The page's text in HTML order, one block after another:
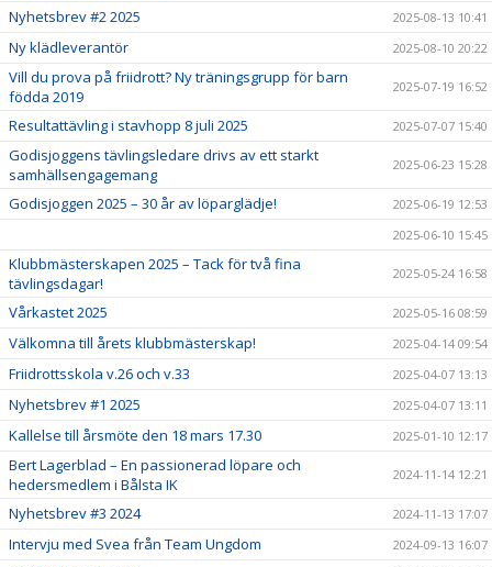
Nyhetsbrev #2 2025 2025-08-13 10:41
Ny klädleverantör 2025-08-10 20:22
Vill du prova på friidrott? Ny träningsgrupp för barn
födda 2019
2025-07-19 16:52
Resultattävling i stavhopp 8 juli 2025 2025-07-07 15:40
Godisjoggens tävlingsledare drivs av ett starkt
samhällsengagemang
2025-06-23 15:28
Godisjoggen 2025 – 30 år av löparglädje!
2025-06-19 12:53
2025-06-10 15:45
Klubbmästerskapen 2025 – Tack för två fina
tävlingsdagar!
2025-05-24 16:58
Vårkastet 2025 2025-05-16 08:59
Välkomna till årets klubbmästerskap! 2025-04-14 09:54
Friidrottsskola v.26 och v.33 2025-04-07 13:13
Nyhetsbrev #1 2025 2025-04-07 13:11
Kallelse till årsmöte den 18 mars 17.30 2025-01-10 12:17
Bert Lagerblad – En passionerad löpare och
hedersmedlem i Bålsta IK
2024-11-14 12:21
Nyhetsbrev #3 2024 2024-11-13 17:07
Intervju med Svea från Team Ungdom 2024-09-13 16:07